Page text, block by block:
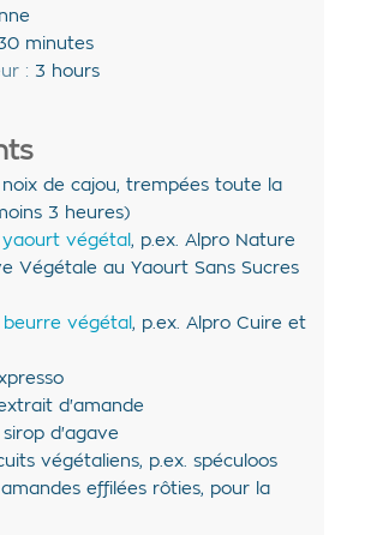
minutes
: 3 hours
noix de cajou, trempées toute la
3 heures)
yaourt végétal , p.ex. Alpro Nature
Végétale au Yaourt Sans Sucres
beurre végétal , p.ex. Alpro Cuire et
d'amande
sirop d'agave
végétaliens, p.ex. spéculoos
amandes effilées rôties, pour la